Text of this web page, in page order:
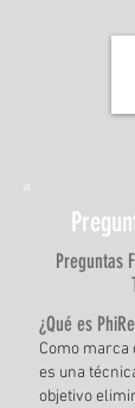
Preguntas
¿Qué es
Como marca
es una
objetivo